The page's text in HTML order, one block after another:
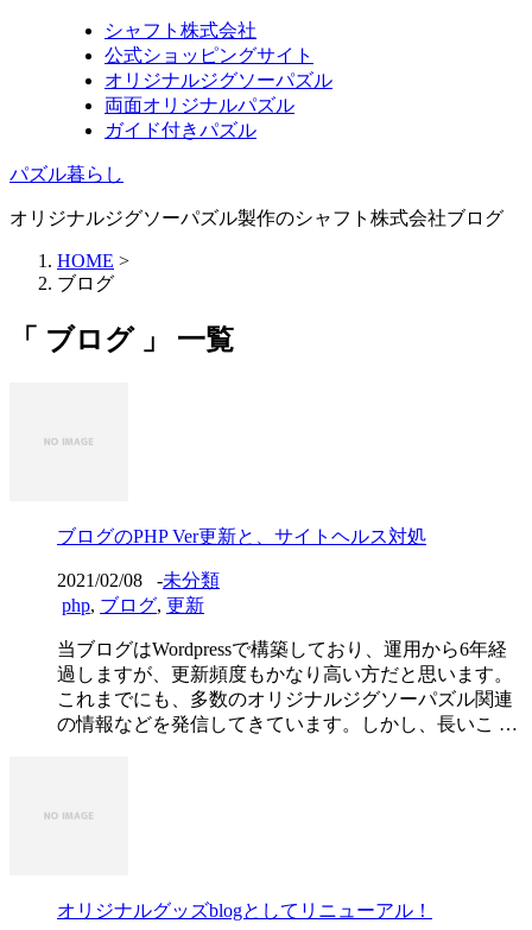
シャフト株式会社
公式ショッピングサイト
オリジナルジグソーパズル
両面オリジナルパズル
ガイド付きパズル
パズル暮らし
オリジナルジグソーパズル製作のシャフト株式会社ブログ
HOME >
ブログ
「 ブログ 」 一覧
ブログのPHP Ver更新と、サイトヘルス対処
2021/02/08 -未分類
php, ブログ, 更新
当ブログはWordpressで構築しており、運用から6年経
過しますが、更新頻度もかなり高い方だと思います。
これまでにも、多数のオリジナルジグソーパズル関連
の情報などを発信してきています。しかし、長いこ …
オリジナルグッズblogとしてリニューアル！